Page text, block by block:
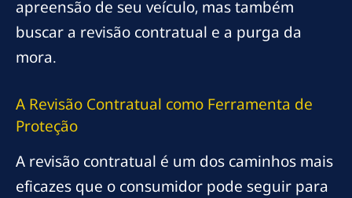
apreensão de seu veículo, mas também
buscar a revisão contratual e a purga da
mora.
A Revisão Contratual como Ferramenta de
Proteção
A revisão contratual é um dos caminhos mais
eficazes que o consumidor pode seguir para